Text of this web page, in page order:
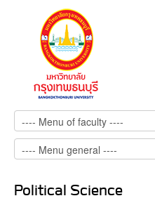
Political Science